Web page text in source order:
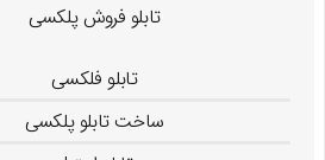
تابلو فروش پلکسی
تابلو فلکسی
ساخت تابلو پلکسی